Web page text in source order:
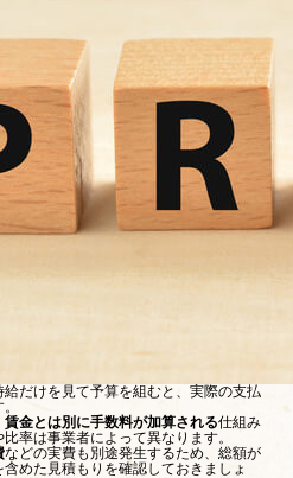
だけを見て予算を組むと、実際の支払
賃金とは別に手数料が加算される仕組み
率は事業者によって異なります。
などの実費も別途発生するため、総額が
めた見積もりを確認しておきましょ